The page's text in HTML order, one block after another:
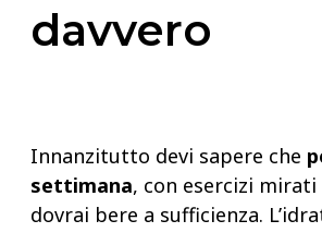
davvero
Innanzitutto devi sapere che
settimana, con esercizi
dovrai bere a sufficienza.